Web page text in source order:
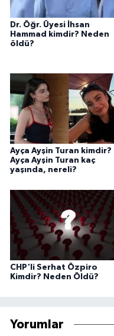
Dr. Öğr. Üyesi İhsan
Hammad kimdir? Neden
öldü?
Ayça Ayşin Turan kimdir?
Ayça Ayşin Turan kaç
yaşında, nereli?
CHP'li Serhat Özpiro
Kimdir? Neden Öldü?
Yorumlar